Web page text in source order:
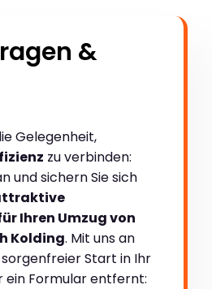
&
Gelegenheit,
zu verbinden:
und sichern Sie sich
Ihren Umzug von
Kolding. Mit uns an
Start in Ihr
ein Formular entfernt: